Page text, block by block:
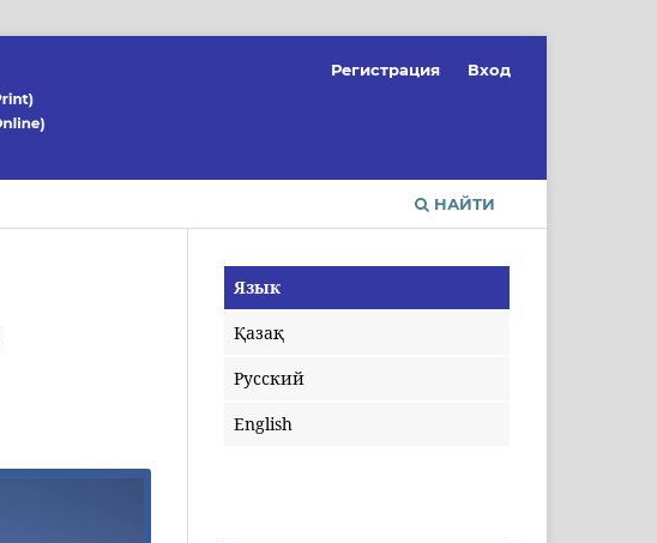
НАЙТИ
Регистрация Вход
Язык
Қазақ
Русский
English